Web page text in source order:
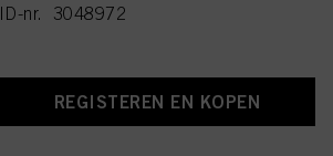
ID-nr. 3048972
REGISTEREN EN KOPEN